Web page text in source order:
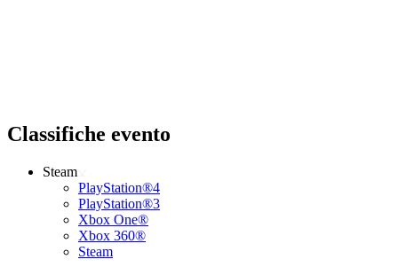
Classifiche evento
Steam
PlayStation®4
PlayStation®3
Xbox One®
Xbox 360®
Steam